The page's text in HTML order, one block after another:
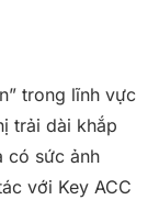
trong lĩnh vực
trải dài khắp
có sức ảnh
với Key ACC